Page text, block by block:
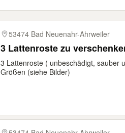
53474 Bad Neuenahr-Ahrweiler
3 Lattenroste zu
3 Lattenroste ( unbeschädigt, sauber
Größen (siehe Bilder)